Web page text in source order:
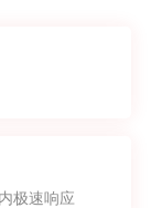
极速响应